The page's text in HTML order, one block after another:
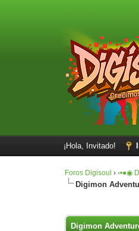
¡Hola, Invitado!
Foros Digisoul ›◦•●◉
Digimon
Digimon